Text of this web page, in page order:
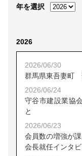
年を選択
2026
2026/06/30
群馬県東吾妻町
2026/06/24
守谷市建設業協
と
2026/06/23
会員数の増強が
会長就任インタ